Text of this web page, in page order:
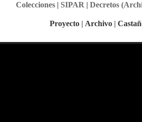
Colecciones| SIPAR | Decretos
Proyecto | Archivo |